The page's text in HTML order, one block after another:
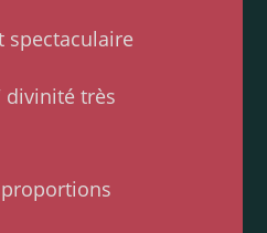
spectaculaire
divinité très